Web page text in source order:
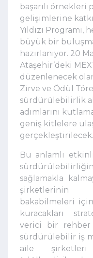
başarılı örnekleri
gelişimlerine
Yıldızı
büyük bir
hazırlanıyor. 20
Ataşehir’deki
düzenlenecek
Zirve ve Ödül
sürdürülebilirlik
adımlarını
geniş kitlelere
gerçekleştirilecek.
Bu anlamlı
sağlamakla
şirketlerinin
bakabilmeleri
kuracakları
verici bir rehber
sürdürülebilir iş
aile şirketleri